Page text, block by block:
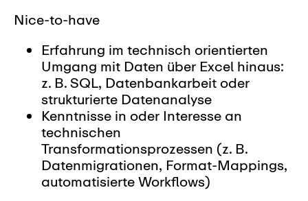
Nice-to-have
Erfahrung im technisch orientierten
Umgang mit Daten über Excel hinaus:
z. B. SQL, Datenbankarbeit oder
strukturierte Datenanalyse
Kenntnisse in oder Interesse an
technischen
Transformationsprozessen (z. B.
Datenmigrationen, Format-Mappings,
automatisierte Workflows)